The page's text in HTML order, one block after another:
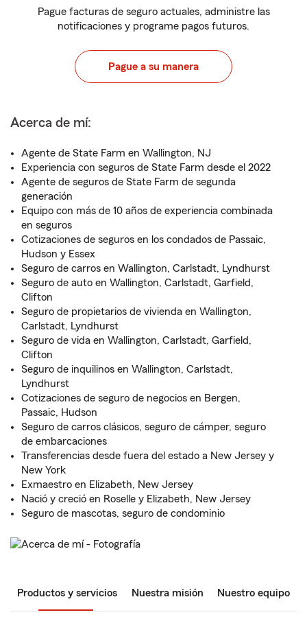
Pague facturas de seguro actuales, administre las
notificaciones y programe pagos futuros.
Pague a su manera
Acerca de mí:
Agente de State Farm en Wallington, NJ
Experiencia con seguros de State Farm desde el 2022
Agente de seguros de State Farm de segunda
generación
Equipo con más de 10 años de experiencia combinada
en seguros
Cotizaciones de seguros en los condados de Passaic,
Hudson y Essex
Seguro de carros en Wallington, Carlstadt, Lyndhurst
Seguro de auto en Wallington, Carlstadt, Garfield,
Clifton
Seguro de propietarios de vivienda en Wallington,
Carlstadt, Lyndhurst
Seguro de vida en Wallington, Carlstadt, Garfield,
Clifton
Seguro de inquilinos en Wallington, Carlstadt,
Lyndhurst
Cotizaciones de seguro de negocios en Bergen,
Passaic, Hudson
Seguro de carros clásicos, seguro de cámper, seguro
de embarcaciones
Transferencias desde fuera del estado a New Jersey y
New York
Exmaestro en Elizabeth, New Jersey
Nació y creció en Roselle y Elizabeth, New Jersey
Seguro de mascotas, seguro de condominio
Productos y servicios Nuestra misión Nuestro equipo